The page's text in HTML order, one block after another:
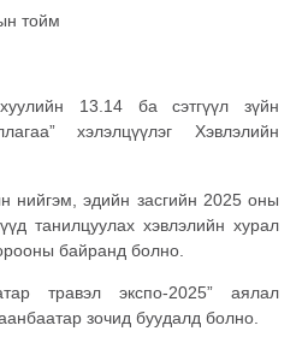
тойм
13.14 ба сэтгүүл зүйн
хэлэлцүүлэг Хэвлэлийн
нийгэм, эдийн засгийн 2025 оны
танилцуулах хэвлэлийн хурал
байранд болно.
травэл экспо-2025” аялал
зочид буудалд болно.